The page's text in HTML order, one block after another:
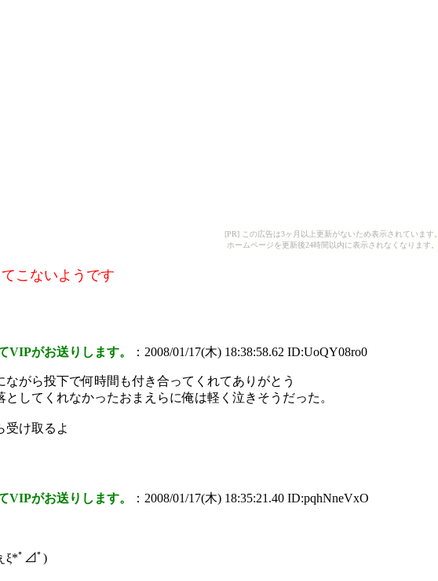
[PR] この広告は3ヶ月以上更新がないため表示されています。
ホームページを更新後24時間以内に表示されなくなります。
てこないようです
VIPがお送りします。 ：2008/01/17(木) 18:38:58.62 ID:UoQY08ro0
がら投下で何時間も付き合ってくれてありがとう
してくれなかったおまえらに俺は軽く泣きそうだった。
受け取るよ
VIPがお送りします。 ：2008/01/17(木) 18:35:21.40 ID:pqhNneVxO
ξ*ﾟ⊿ﾟ)